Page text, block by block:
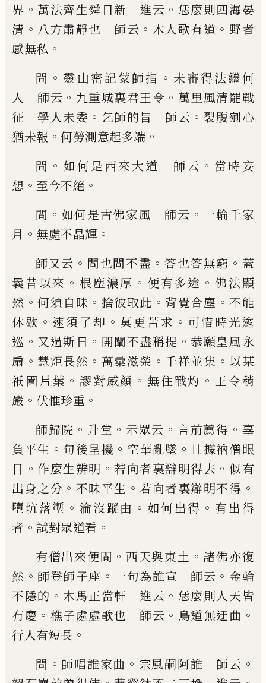
界 。 萬法齊生舜日新 進云 。 恁麼則四海晏
清 。 八方肅靜也 師云 。 木人歌有道 。 野者
感無私 。
問 。靈山密記蒙師指 。 未審得法繼何
人 師云 。 九重城裏君王令 。 萬里風清罷戰
征 學人未委 。 乞師的旨 師云 。 裂腹剜心
猶未報 。 何勞測意起多端 。
問 。 如何是西來大道 師云 。 當時妄
想 。 至今不絕 。
問 。 如何是古佛家風 師云 。 一輪千家
月 。 無處不晶輝 。
師又云 。 問也問不盡 。答也答無窮 。 蓋
曩昔以來 。 根塵濃厚 。 便有多途 。 佛法顯
然 。何須自昧 。 捨彼取此 。 背覺合塵 。不能
休歇 。 速須了却 。 莫更苦求 。 可惜時光逡
巡 。 又過斯日 。 開闡不盡稱提 。恭願皇風永
扇 。 慧炬長然 。 萬彚滋榮 。千祥並集 。 以某
祇園片葉 。 謬對威顏 。 無住戰灼 。 王令稍
嚴 。 伏惟珍重 。
師歸院 。 升堂 。 示眾云 。 言前薦得 。 辜
負平生 。 句後呈機 。 空華亂墜 。 且據衲僧眼
目 。 作麼生辨明 。若向者裏辯明得去 。 似有
出身之分 。 不昧平生 。若向者裏辯明不得 。
墮坑落壍 。 淪沒蹤由 。 如何出得 。 有出得
者 。 試對眾道看 。
有僧出來便問 。 西天與東土 。諸佛亦復
然 。 師登師子座 。 一句為誰宣 師云 。 金輪
不隱的 。木馬正當軒 進云 。 恁麼則人天皆
有慶 。 樵子處處歌也 師云 。 鳥道無迂曲 。
行人有短長 。
問 。 師唱誰家曲 。 宗風嗣阿誰 師云 。